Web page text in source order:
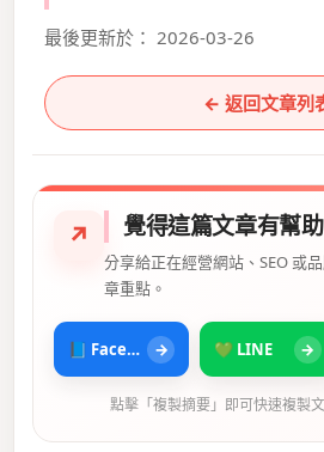
最後更新於： 2026-03-26
← 返回文章列
↗ 覺得這篇文章有幫
分享給正在經營網站、SEO 或
章重點。
📘 Facebook → 💚 LINE →
點擊「複製摘要」即可快速複製